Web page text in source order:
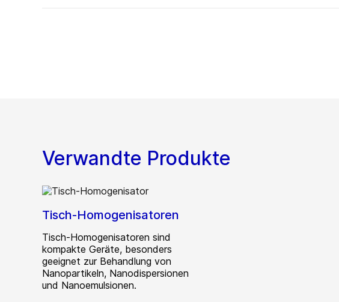
Verwandte Produkte
Tisch-Homogenisatoren
Tisch-Homogenisatoren sind
kompakte Geräte, besonders
geeignet zur Behandlung von
Nanopartikeln, Nanodispersionen
und Nanoemulsionen.